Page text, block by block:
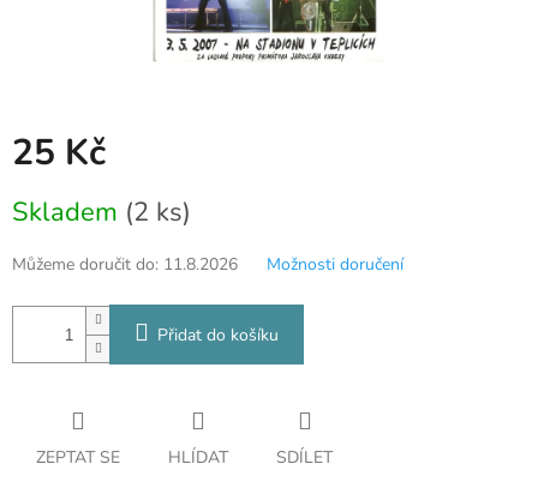
25 Kč
cena:
Skladem (2 ks)
Můžeme doručit do: 11.8.2026 Možnosti doručení
Přidat do košíku
ZEPTAT SE HLÍDAT SDÍLET